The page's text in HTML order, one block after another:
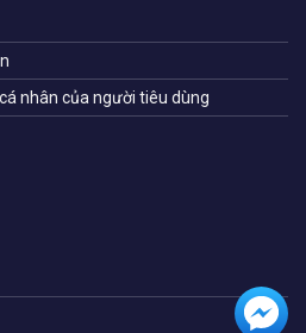
nhân của người tiêu dùng